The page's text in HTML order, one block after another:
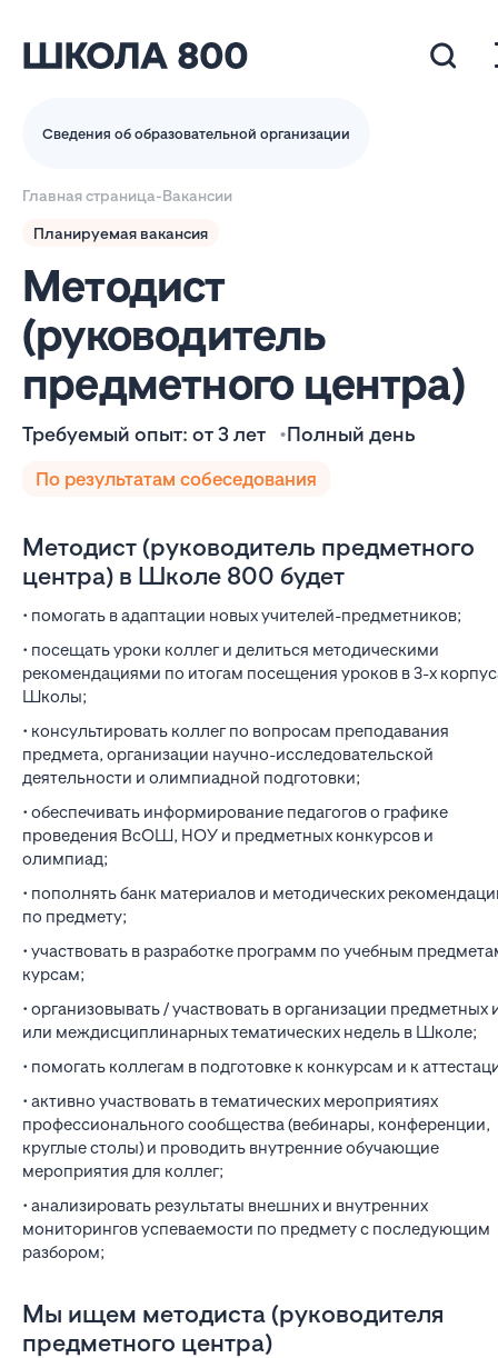
Сведения об образовательной организации
Главная страница-Вакансии
Планируемая вакансия
Методист
(руководитель
предметного центра)
Требуемый опыт: от 3 лет Полный день
По результатам собеседования
Методист (руководитель предметного
центра) в Школе 800 будет
• помогать в адаптации новых учителей-предметников;
• посещать уроки коллег и делиться методическими
рекомендациями по итогам посещения уроков в 3-х
Школы;
• консультировать коллег по вопросам преподавания
предмета, организации научно-исследовательской
деятельности и олимпиадной подготовки;
• обеспечивать информирование педагогов о графике
проведения ВсОШ, НОУ и предметных конкурсов и
олимпиад;
• пополнять банк материалов и методических
по предмету;
• участвовать в разработке программ по учебным
курсам;
• организовывать / участвовать в организации предметных
или междисциплинарных тематических недель в Школе;
• помогать коллегам в подготовке к конкурсам и к
• активно участвовать в тематических мероприятиях
профессионального сообщества (вебинары, конференции,
круглые столы) и проводить внутренние обучающие
мероприятия для коллег;
• анализировать результаты внешних и внутренних
мониторингов успеваемости по предмету с последующим
разбором;
Мы ищем методиста (руководителя
предметного центра)